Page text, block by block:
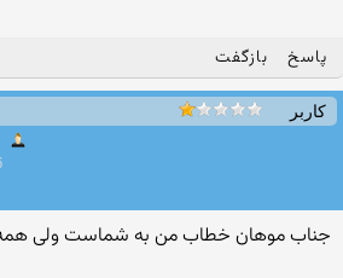
پاسخ بازگفت
کاربر
جناب موهان خطاب من به شماست ولی همه